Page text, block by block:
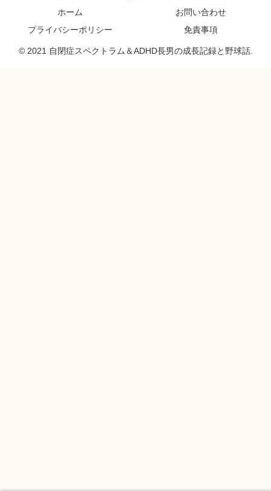
ホーム
お問い合わせ
プライバシーポリシー
免責事項
© 2021 自閉症スペクトラム＆ADHD長男の成長記録と野球話.